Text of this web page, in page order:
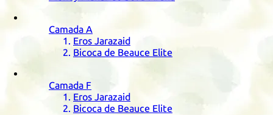
Camada A
Eros Jarazaid
Bicoca de Beauce Elite
Camada F
Eros Jarazaid
Bicoca de Beauce Elite